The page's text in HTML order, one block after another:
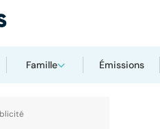
Famille Émissions